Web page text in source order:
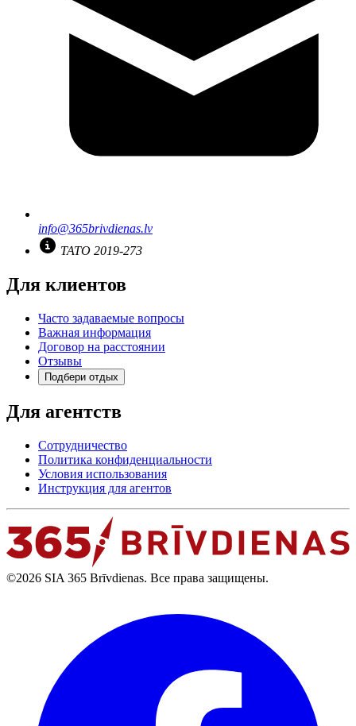
info@365brivdienas.lv
TATO 2019-273
Для клиентов
Часто задаваемые вопросы
Важная информация
Договор на расстоянии
Отзывы
Подбери отдых
Для агентств
Сотрудничество
Политика конфиденциальности
Условия использования
Инструкция для агентов
©2026 SIA 365 Brīvdienas. Все права защищены.